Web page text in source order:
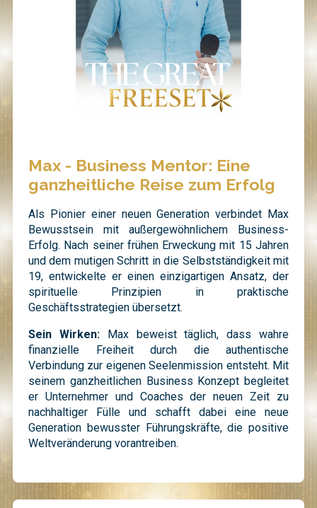
Max - Business Mentor: Eine
ganzheitliche Reise zum Erfolg
Als Pionier einer neuen Generation verbindet Max
Bewusstsein mit außergewöhnlichem Business-
Erfolg. Nach seiner frühen Erweckung mit 15 Jahren
und dem mutigen Schritt in die Selbstständigkeit mit
19, entwickelte er einen einzigartigen Ansatz, der
spirituelle Prinzipien in praktische
Geschäftsstrategien übersetzt.
Sein Wirken:
Max beweist täglich, dass wahre
finanzielle Freiheit durch die authentische
Verbindung zur eigenen Seelenmission entsteht. Mit
seinem ganzheitlichen Business Konzept begleitet
er Unternehmer und Coaches der neuen Zeit zu
nachhaltiger Fülle und schafft dabei eine neue
Generation bewusster Führungskräfte, die positive
Weltveränderung vorantreiben.